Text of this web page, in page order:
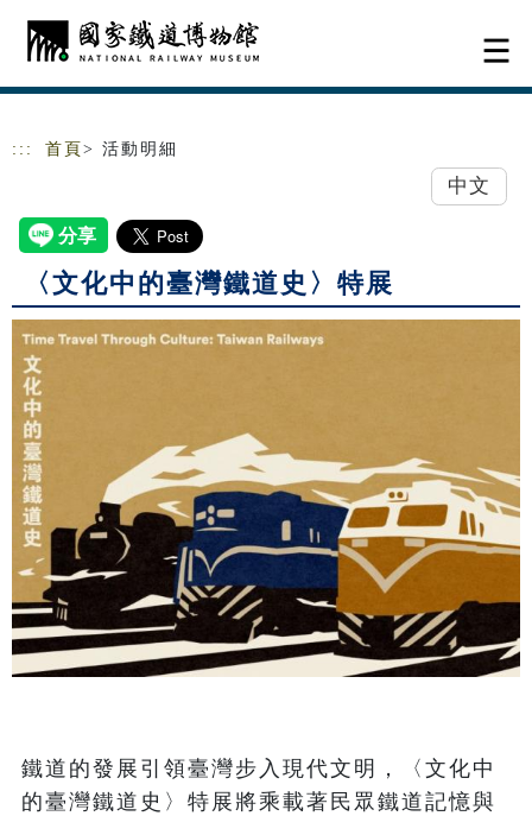
跳到主要內容
網站導覽
::: 首頁 > 活動明細
中文
〈文化中的臺灣鐵道史〉特展
鐵道的發展引領臺灣步入現代文明，〈文化中
的臺灣鐵道史〉特展將乘載著民眾鐵道記憶與